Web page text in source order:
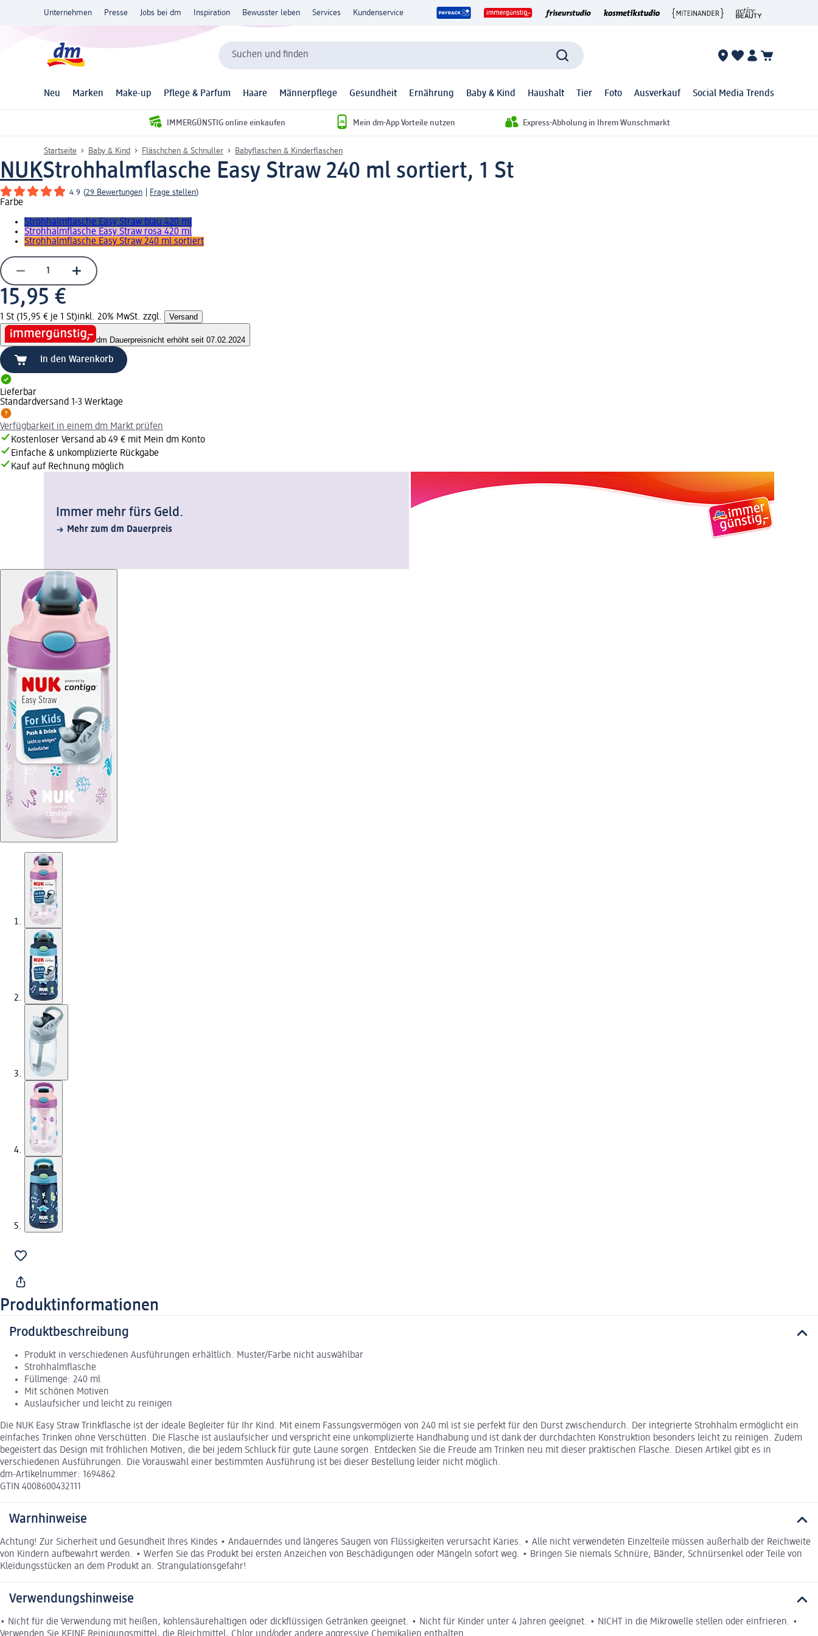
Unternehmen Presse Jobs bei dm Inspiration Bewusster leben Services Kundenservice
Suchen und finden
Neu Marken Make-up Pflege & Parfum Haare Männerpflege Gesundheit Ernährung Baby & Kind Haushalt Tier Foto Ausverkauf Social Media Trends
IMMERGÜNSTIG online einkaufen Mein dm-App Vorteile nutzen Express-Abholung in Ihrem Wunschmarkt
Startseite Baby & Kind Fläschchen & Schnuller Babyflaschen & Kinderflaschen
NUKStrohhalmflasche Easy Straw 240 ml sortiert, 1 St
4.9 (29 Bewertungen Frage stellen)
Farbe
Strohhalmflasche Easy Straw blau 420 ml
Strohhalmflasche Easy Straw rosa 420 ml
Strohhalmflasche Easy Straw 240 ml sortiert
15,95 €
1 St (15,95 € je 1 St)inkl. 20% MwSt. zzgl. Versand
dm Dauerpreisnicht erhöht seit 07.02.2024
In den Warenkorb
Lieferbar
Standardversand 1-3 Werktage
Verfügbarkeit in einem dm Markt prüfen
Kostenloser Versand ab 49 € mit Mein dm Konto
Einfache & unkomplizierte Rückgabe
Kauf auf Rechnung möglich
Immer mehr fürs Geld.
Mehr zum dm Dauerpreis
Produktinformationen
Produktbeschreibung
Produkt in verschiedenen Ausführungen erhältlich. Muster/Farbe nicht auswählbar
Strohhalmflasche
Füllmenge: 240 ml
Mit schönen Motiven
Auslaufsicher und leicht zu reinigen
Die NUK Easy Straw Trinkflasche ist der ideale Begleiter für Ihr Kind. Mit einem Fassungsvermögen von 240 ml ist sie perfekt für den Durst zwischendurch. Der integrierte Strohhalm ermöglicht ein
einfaches Trinken ohne Verschütten. Die Flasche ist auslaufsicher und verspricht eine unkomplizierte Handhabung und ist dank der durchdachten Konstruktion besonders leicht zu reinigen. Zudem
begeistert das Design mit fröhlichen Motiven, die bei jedem Schluck für gute Laune sorgen. Entdecken Sie die Freude am Trinken neu mit dieser praktischen Flasche. Diesen Artikel gibt es in
verschiedenen Ausführungen. Die Vorauswahl einer bestimmten Ausführung ist bei dieser Bestellung leider nicht möglich.
dm-Artikelnummer: 1694862
GTIN 4008600432111
Warnhinweise
Achtung! Zur Sicherheit und Gesundheit Ihres Kindes • Andauerndes und längeres Saugen von Flüssigkeiten verursacht Karies. • Alle nicht verwendeten Einzelteile müssen außerhalb der Reichweite
von Kindern aufbewahrt werden. • Werfen Sie das Produkt bei ersten Anzeichen von Beschädigungen oder Mängeln sofort weg. • Bringen Sie niemals Schnüre, Bänder, Schnürsenkel oder Teile von
Kleidungsstücken an dem Produkt an. Strangulationsgefahr!
Verwendungshinweise
• Nicht für die Verwendung mit heißen, kohlensäurehaltigen oder dickflüssigen Getränken geeignet. • Nicht für Kinder unter 4 Jahren geeignet. • NICHT in die Mikrowelle stellen oder einfrieren. •